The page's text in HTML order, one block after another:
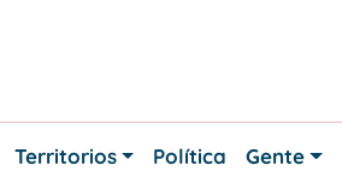
Territorios Política Gente